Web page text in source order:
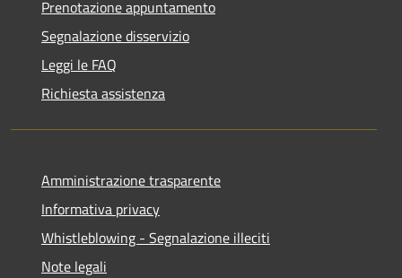
Prenotazione appuntamento
Segnalazione disservizio
Leggi le FAQ
Richiesta assistenza
Amministrazione trasparente
Informativa privacy
Whistleblowing - Segnalazione illeciti
Note legali